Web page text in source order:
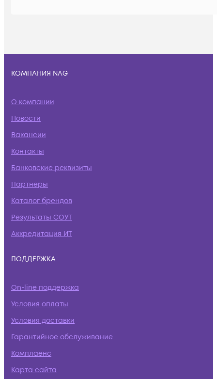
КОМПАНИЯ NAG
О компании
Новости
Вакансии
Контакты
Банковские реквизиты
Партнеры
Каталог брендов
Результаты СОУТ
Аккредитация ИТ
ПОДДЕРЖКА
On-line поддержка
Условия оплаты
Условия доставки
Гарантийное обслуживание
Комплаенс
Карта сайта